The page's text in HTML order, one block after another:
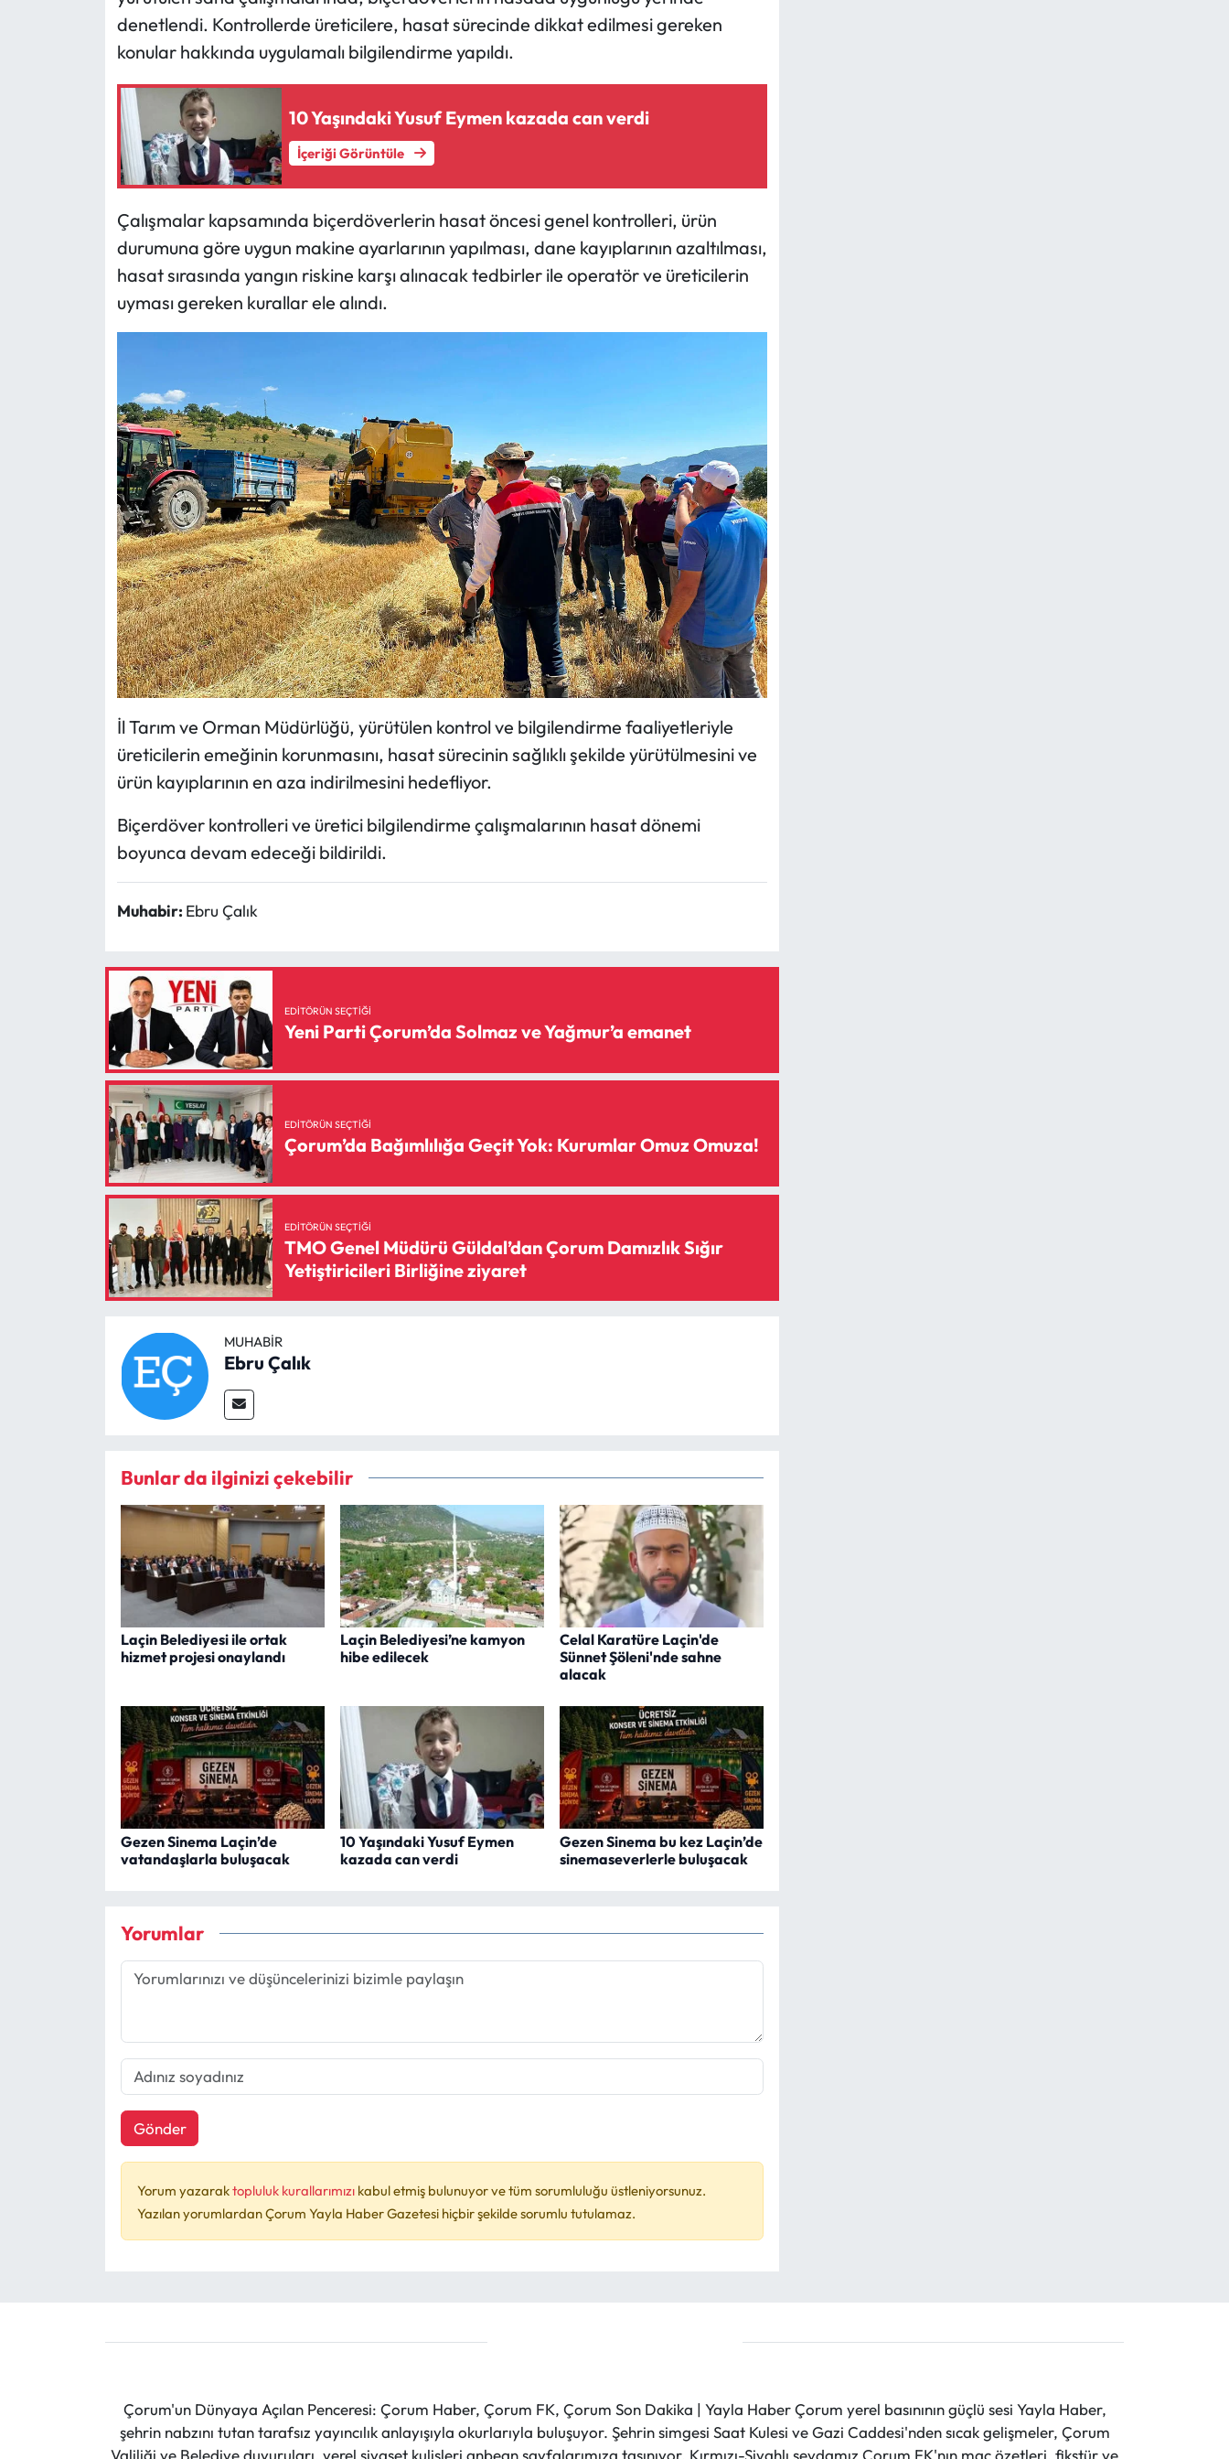
denetlendi. Kontrollerde üreticilere, hasat sürecinde dikkat edilmesi gereken
konular hakkında uygulamalı bilgilendirme yapıldı.
10 Yaşındaki Yusuf Eymen kazada can verdi
İçeriği Görüntüle
Çalışmalar kapsamında biçerdöverlerin hasat öncesi genel kontrolleri, ürün
durumuna göre uygun makine ayarlarının yapılması, dane kayıplarının azaltılması,
hasat sırasında yangın riskine karşı alınacak tedbirler ile operatör ve üreticilerin
uyması gereken kurallar ele alındı.
İl Tarım ve Orman Müdürlüğü, yürütülen kontrol ve bilgilendirme faaliyetleriyle
üreticilerin emeğinin korunmasını, hasat sürecinin sağlıklı şekilde yürütülmesini ve
ürün kayıplarının en aza indirilmesini hedefliyor.
Biçerdöver kontrolleri ve üretici bilgilendirme çalışmalarının hasat dönemi
boyunca devam edeceği bildirildi.
Muhabir: Ebru Çalık
EDITÖRÜN SEÇTIĞI
Yeni Parti Çorum’da Solmaz ve Yağmur’a emanet
EDITÖRÜN SEÇTIĞI
Çorum’da Bağımlılığa Geçit Yok: Kurumlar Omuz Omuza!
EDITÖRÜN SEÇTIĞI
TMO Genel Müdürü Güldal’dan Çorum Damızlık Sığır
Yetiştiricileri Birliğine ziyaret
MUHABIR
Ebru Çalık
Bunlar da ilginizi çekebilir
Laçin Belediyesi ile ortak
hizmet projesi onaylandı
Laçin Belediyesi’ne kamyon
hibe edilecek
Celal Karatüre Laçin'de
Sünnet Şöleni'nde sahne
alacak
Gezen Sinema Laçin’de
vatandaşlarla buluşacak
10 Yaşındaki Yusuf Eymen
kazada can verdi
Gezen Sinema bu kez Laçin’de
sinemaseverlerle buluşacak
Yorumlar
Gönder
Yorum yazaraktopluluk kurallarımızı kabul etmiş bulunuyor ve tüm sorumluluğu üstleniyorsunuz.
Yazılan yorumlardan Çorum Yayla Haber Gazetesi hiçbir şekilde sorumlu tutulamaz.
Çorum'un Dünyaya Açılan Penceresi: Çorum Haber, Çorum FK, Çorum Son Dakika | Yayla Haber Çorum yerel basınının güçlü sesi Yayla Haber,
şehrin nabzını tutan tarafsız yayıncılık anlayışıyla okurlarıyla buluşuyor. Şehrin simgesi Saat Kulesi ve Gazi Caddesi'nden sıcak gelişmeler, Çorum
Valiliği ve Belediye duyuruları, yerel siyaset kulisleri anbean sayfalarımıza taşınıyor. Kırmızı-Siyahlı sevdamız Çorum FK'nın maç özetleri, fikstür ve
Mecitözü Haberleri
Oğuzlar Haberleri
Ortaköy Haberleri
Osmancık Haberleri
Otomotiv
Resmi İlan
Sungurlu Haberleri
Uğurludağ Haberleri
Yayla Haber
Yerel Haberler